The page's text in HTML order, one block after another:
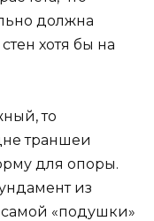
должна
хотя бы на
то
траншеи
для опоры.
из
«подушки»